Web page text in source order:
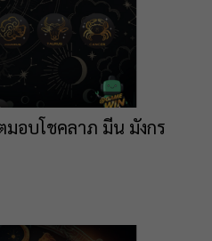
อบโชคลาภ มีน มังกร